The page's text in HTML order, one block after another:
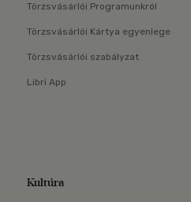
Törzsvásárlói Programunkról
Törzsvásárlói Kártya egyenlege
Törzsvásárlói szabályzat
Libri App
Kultúra